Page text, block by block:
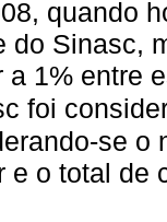
quando
do Sinasc,
a 1% entre
foi
se o
e o total de